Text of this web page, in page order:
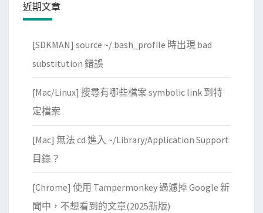
近期文章
[SDKMAN] source ~/.bash_profile 時出現 bad
substitution 錯誤
[Mac/Linux] 搜尋有哪些檔案 symbolic link 到特
定檔案
[Mac] 無法 cd 進入 ~/Library/Application Support
目錄？
[Chrome] 使用 Tampermonkey 過濾掉 Google 新
聞中，不想看到的文章(2025新版)